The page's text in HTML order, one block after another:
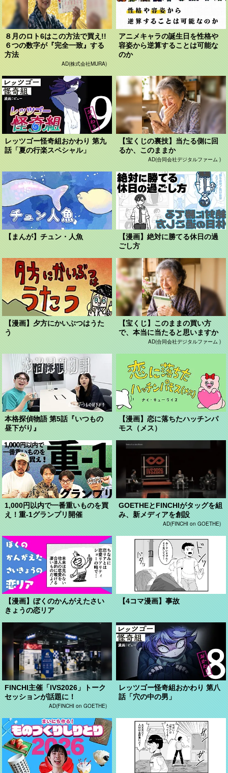
８月のロト6はこの方法で買え!!
６つの数字が『完全一致』する
方法
AD(株式会社MURA)
アニメキャラの誕生日を性格や
容姿から逆算することは可能な
のか
レッツゴー怪奇組おかわり 第九
話「夏の行楽スペシャル」
【宝くじの裏技】当たる側に回
るか、このままか
AD(合同会社デジタルファーム )
【まんが】チュン・人魚
【漫画】絶対に勝てる休日の過
ごし方
【漫画】夕方にかいぶつはうた
う
【宝くじ】このままの買い方
で、本当に当たると思いますか
AD(合同会社デジタルファーム )
本格探偵物語 第5話『いつもの
昼下がり』
【漫画】恋に落ちたハッチンパ
モス（メス）
1,000円以内で一番重いものを買
え！重-1グランプリ開催
GOETHEとFINCHIがタッグを組
み、新メディアを創設
AD(FINCHI on GOETHE)
【漫画】ぼくのかんがえたさい
きょうの恋リア
【4コマ漫画】事故
FINCHI主催「IVS2026」トーク
セッションが話題に！
AD(FINCHI on GOETHE)
レッツゴー怪奇組おかわり 第八
話「穴の中の男」